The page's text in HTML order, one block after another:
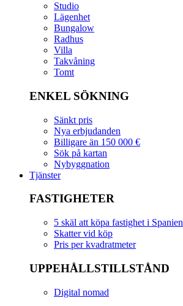
Studio
Lägenhet
Bungalow
Radhus
Villa
Takvåning
Tomt
ENKEL SÖKNING
Sänkt pris
Nya erbjudanden
Billigare än 150 000 €
Sök på kartan
Nybyggnation
Tjänster
FASTIGHETER
5 skäl att köpa fastighet i Spanien
Skatter vid köp
Pris per kvadratmeter
UPPEHÅLLSTILLSTÅND
Digital nomad